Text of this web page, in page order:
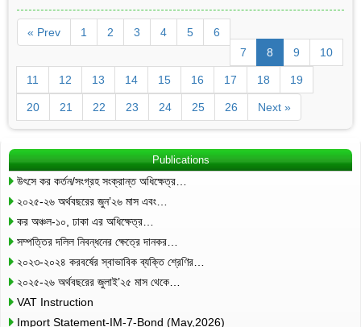
« Prev 1 2 3 4 5
6
7
8 9 10
11 12 13 14 15 16 17 18 19
20 21 22 23 24 25 26 Next »
Publications
উৎসে কর কর্তন/সংগ্রহ সংক্রান্ত অধিক্ষেত্র…
২০২৫-২৬ অর্থবছরের জুন’২৬ মাস এবং…
কর অঞ্চল-১০, ঢাকা এর অধিক্ষেত্র…
সম্পত্তির দলিল নিবন্ধনের ক্ষেত্রে দানকর…
২০২৩-২০২৪ করবর্ষের স্বাভাবিক ব্যক্তি শ্রেণির…
২০২৫-২৬ অর্থবছরের জুলাই’২৫ মাস থেকে…
VAT Instruction
Import Statement-IM-7-Bond (May,2026)